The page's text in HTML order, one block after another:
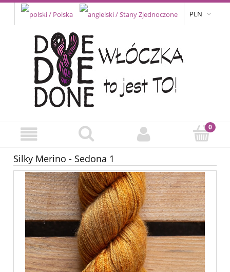
PLN
Silky Merino - Sedona 1